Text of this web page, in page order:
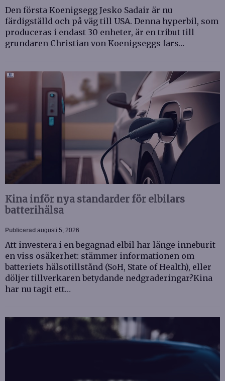
Den första Koenigsegg Jesko Sadair är nu
färdigställd och på väg till USA. Denna hyperbil, som
produceras i endast 30 enheter, är en tribut till
grundaren Christian von Koenigseggs fars…
Kina inför nya standarder för elbilars
batterihälsa
Publicerad augusti 5, 2026
Att investera i en begagnad elbil har länge inneburit
en viss osäkerhet: stämmer informationen om
batteriets hälsotillstånd (SoH, State of Health), eller
döljer tillverkaren betydande nedgraderingar?Kina
har nu tagit ett…